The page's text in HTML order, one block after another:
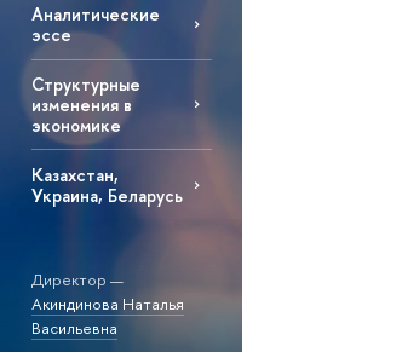
Аналитические
эссе
Структурные
изменения в
экономике
Казахстан,
Украина, Беларусь
Директор —
Акиндинова Наталья
Васильевна